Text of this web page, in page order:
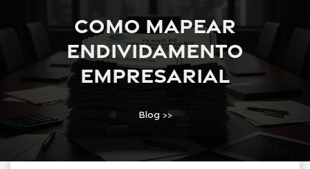
Como mapear
endividamento
empresarial
Blog>>